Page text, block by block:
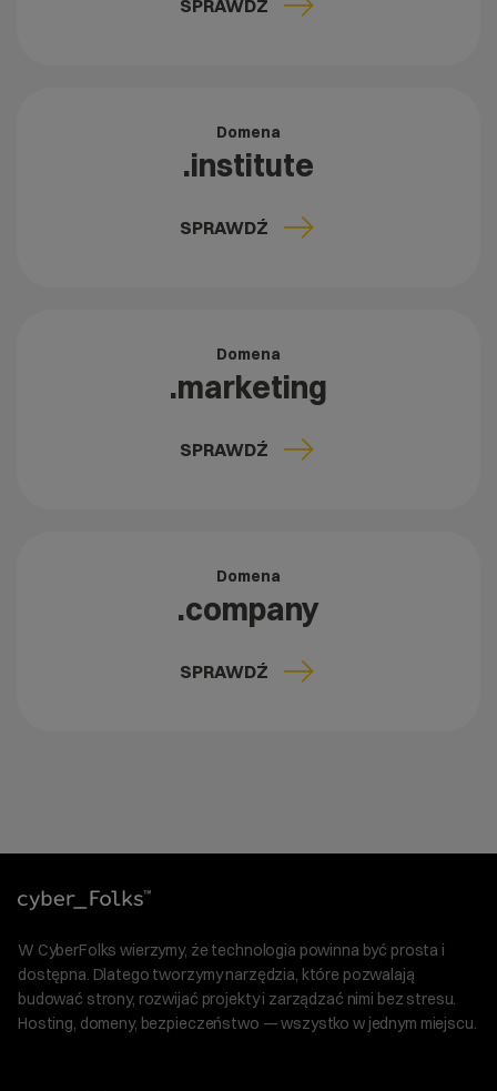
SPRAWDŹ
Domena
.institute
SPRAWDŹ
Domena
.marketing
SPRAWDŹ
Domena
.company
SPRAWDŹ
W CyberFolks wierzymy, że technologia powinna być prosta i
dostępna. Dlatego tworzymy narzędzia, które pozwalają
budować strony, rozwijać projekty i zarządzać nimi bez stresu.
Hosting, domeny, bezpieczeństwo — wszystko w jednym miejscu.